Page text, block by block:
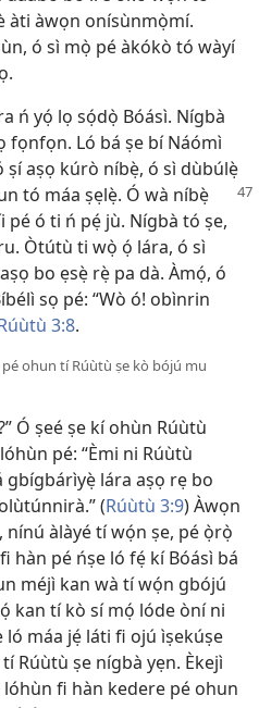
àti àwọn onísùnmọ̀mí.
ó sì mọ̀ pé àkókò tó wàyí
ń yọ́ lọ sọ́dọ̀ Bóásì. Nígbà
fọnfọn. Ló bá ṣe bí Náómì
ṣí aṣọ kúrò níbẹ̀, ó sì dùbúlẹ̀
tó máa ṣẹlẹ̀. Ó wà níbẹ̀
ó ti ń pẹ́ jù. Nígbà tó ṣe,
Òtútù ti wọ̀ ọ́ lára, ó sì
bo ẹsẹ̀ rẹ̀ pa dà. Àmọ́, ó
sọ pé: “Wò ó! obìnrin
3:8.
ohun tí Rúùtù ṣe kò bójú mu
Ó ṣeé ṣe kí ohùn Rúùtù
pé: “Èmi ni Rúùtù
lára aṣọ rẹ bo
(Rúùtù 3:9) Àwọn
àlàyé tí wọ́n ṣe, pé ọ̀rọ̀
hàn pé ńṣe ló fẹ́ kí Bóásì bá
méjì kan wà tí wọ́n gbójú
kan tí kò sí mọ́ lóde òní ni
ló máa jẹ́ láti fi ojú ìṣekúṣe
Rúùtù ṣe nígbà yẹn. Èkejì
lóhùn fi hàn kedere pé ohun